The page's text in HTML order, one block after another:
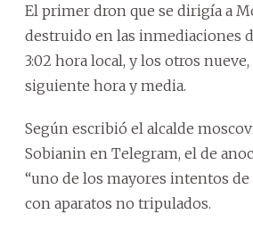
El primer dron que se dirigía a
destruido en las inmediaciones
3:02 hora local, y los otros
siguiente hora y media.
Según escribió el alcalde
Sobianin en Telegram, el de
“uno de los mayores intentos de
con aparatos no tripulados.